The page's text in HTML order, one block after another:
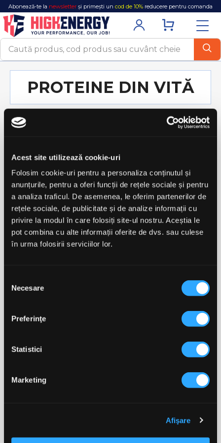
Acest site utilizează cookie-uri
Folosim cookie-uri pentru a personaliza conținutul și
anunțurile, pentru a oferi funcții de rețele sociale și pentru
a analiza traficul. De asemenea, le oferim partenerilor de
rețele sociale, de publicitate și de analize informații cu
privire la modul în care folosiți site-ul nostru. Aceștia le
pot combina cu alte informații oferite de dvs. sau culese
în urma folosirii serviciilor lor.
consimțământului
Necesare
Preferinţe
Statistici
Marketing
Afişare
Abonează-te la newsletter și primești un cod de 10% reducere pentru comanda
ta!
PROTEINE DIN VITĂ
Pret - crescator FILTRARE
125,00 lei
ADAUGĂ ÎN COȘ
favorite_border
Hydro Beef Protein 1800
299,00 lei
ADAUGĂ ÎN COȘ
Înapoi la început 